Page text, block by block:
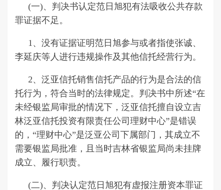
(一)、判决书认定范日旭犯有法吸收公共存款
罪证据不足。
1、没有证据证明范日旭参与或者指使张诚、
李延庆等人进行违规操作及其他信托经营行为。
2、泛亚信托销售信托产品的行为是合法的信
托行为，符合当时的法律规定。判决书中所述“在
未经银监局审批的情况下，泛亚信托擅自设立吉
林泛亚信托投资有限责任公司理财中心”是错误
的，“理财中心”是泛亚公司下属部门，其成立不
需要银监局批准，且当时吉林省银监局尚未挂牌
成立、履行职责。
(二)、判决认定范日旭犯有虚报注册资本罪证